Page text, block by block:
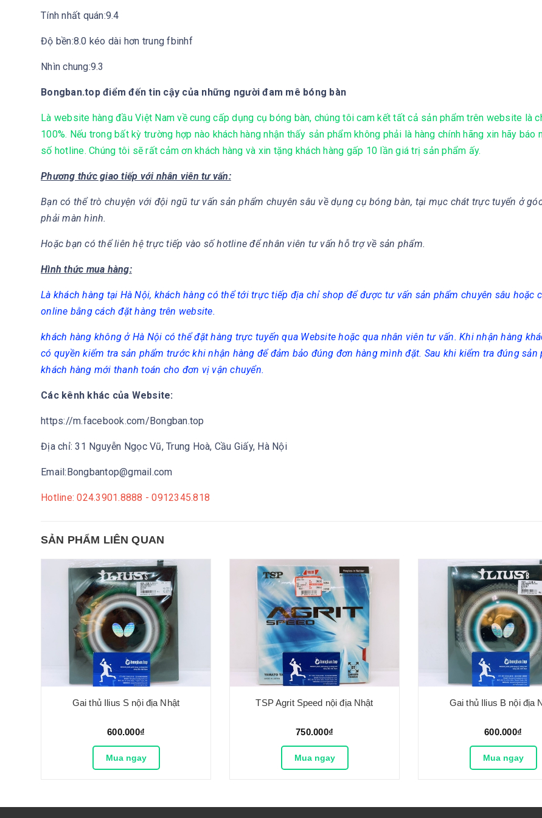
Tính nhất quán:9.4
Độ bền:8.0 kéo dài hơn trung fbinhf
Nhìn chung:9.3
Bongban.top điểm đến tin cậy của những người đam mê bóng bàn
Là website hàng đầu Việt Nam về cung cấp dụng cụ bóng bàn, chúng tôi cam kết tất cả sản phẩm trên website là
100%. Nếu trong bất kỳ trường hợp nào khách hàng nhận thấy sản phẩm không phải là hàng chính hãng xin hãy báo
số hotline. Chúng tôi sẽ rất cảm ơn khách hàng và xin tặng khách hàng gấp 10 lần giá trị sản phẩm ấy.
Phương thức giao tiếp với nhân viên tư vấn:
Bạn có thể trò chuyện với đội ngũ tư vấn sản phẩm chuyên sâu về dụng cụ bóng bàn, tại mục chát trực tuyển ở
phải màn hình.
Hoặc bạn có thể liên hệ trực tiếp vào số hotline để nhân viên tư vấn hỗ trợ về sản phẩm.
Hình thức mua hàng:
Là khách hàng tại Hà Nội, khách hàng có thể tới trực tiếp địa chỉ shop để được tư vấn sản phẩm chuyên sâu hoặc
online bằng cách đặt hàng trên website.
khách hàng không ở Hà Nội có thể đặt hàng trực tuyến qua Website hoặc qua nhân viên tư vấn. Khi nhận hàng
có quyền kiểm tra sản phẩm trước khi nhận hàng để đảm bảo đúng đơn hàng mình đặt. Sau khi kiểm tra đúng sản
khách hàng mới thanh toán cho đơn vị vận chuyển.
Các kênh khác của Website:
https://m.facebook.com/Bongban.top
Địa chỉ: 31 Nguyễn Ngọc Vũ, Trung Hoà, Cầu Giấy, Hà Nội
Email:Bongbantop@gmail.com
Hotline: 024.3901.8888 - 0912345.818
SẢN PHẨM LIÊN QUAN
Gai thủ Ilius S nội địa Nhật
600.000₫
Mua ngay
TSP Agrit Speed nội địa Nhật
750.000₫
Mua ngay
Gai thủ Ilius B nội địa
600.000₫
Mua ngay